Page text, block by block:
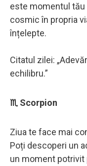
este momentul tău
cosmic în propria
înțelepte.
Citatul zilei:
echilibru.”
♏ Scorpion
Ziua te face mai
Poți descoperi un
un moment